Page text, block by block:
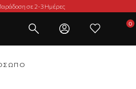
σε 2-3 Ημέρες